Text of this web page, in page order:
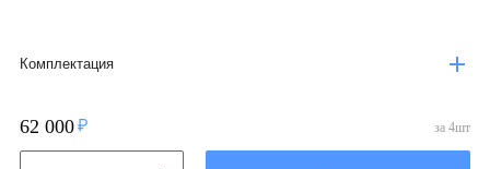
Комплектация
62 000 за 4шт